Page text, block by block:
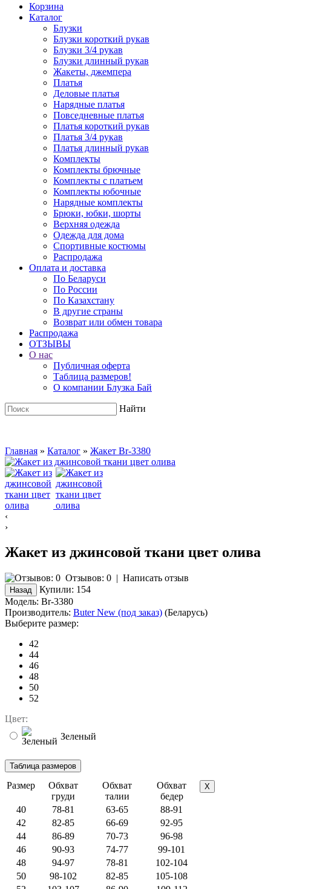
Корзина
Каталог
Блузки
Блузки короткий рукав
Блузки 3/4 рукав
Блузки длинный рукав
Жакеты, джемпера
Платья
Деловые платья
Нарядные платья
Повседневные платья
Платья короткий рукав
Платья 3/4 рукав
Платья длинный рукав
Комплекты
Комплекты брючные
Комплекты с платьем
Комплекты юбочные
Нарядные комплекты
Брюки, юбки, шорты
Верхняя одежда
Одежда для дома
Спортивные костюмы
Распродажа
Оплата и доставка
По Беларуси
По России
По Казахстану
В другие страны
Возврат или обмен товара
Распродажа
ОТЗЫВЫ
О нас
Публичная оферта
Таблица размеров!
О компании Блузка Бай
Найти
Главная » Каталог » Жакет Br-3380
‹
›
Жакет из джинсовой ткани цвет олива
Отзывов: 0 | Написать отзыв
Купили: 154
Модель: Br-3380
Производитель: Buter New (под заказ) (Беларусь)
Выберите размер:
42
44
46
48
50
52
Цвет:
Зеленый
Размер
Обхват
груди
Обхват
талии
Обхват
бедер
X
40 78-81 63-65
88-91
42
82-85 66-69
92-95
44
86-89 70-73
96-98
46
90-93 74-77
99-101
48
94-97 78-81
102-104
50
98-102 82-85
105-108